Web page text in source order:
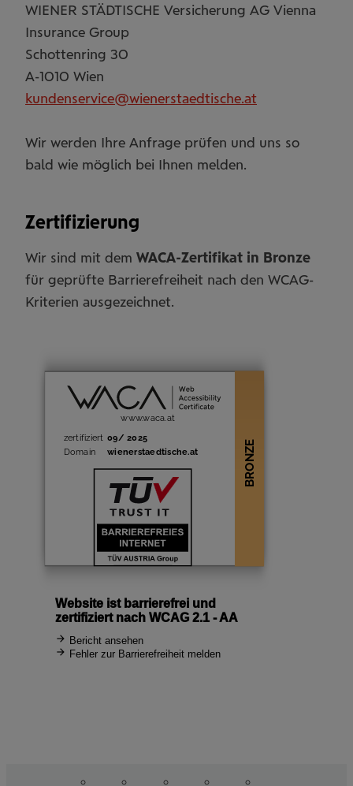
WIENER STÄDTISCHE Versicherung AG Vienna
Insurance Group
Schottenring 30
A-1010 Wien
kundenservice@wienerstaedtische.at
Wir werden Ihre Anfrage prüfen und uns so
bald wie möglich bei Ihnen melden.
Zertifizierung
Wir sind mit dem WACA-Zertifikat in Bronze
für geprüfte Barrierefreiheit nach den WCAG-
Kriterien ausgezeichnet.